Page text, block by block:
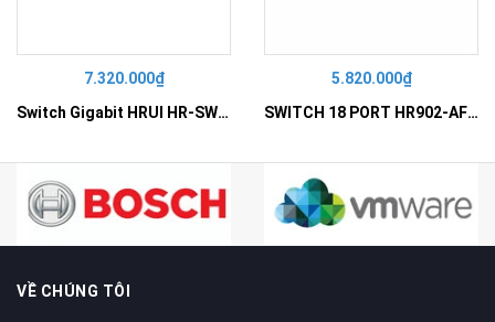
7.320.000₫
Switch Gigabit HRUI HR-SWG10240D
5.820.000₫
SWITCH 18 PORT HR902-AF162G-300 – Switch PoE 16 Cổng
VỀ CHÚNG TÔI